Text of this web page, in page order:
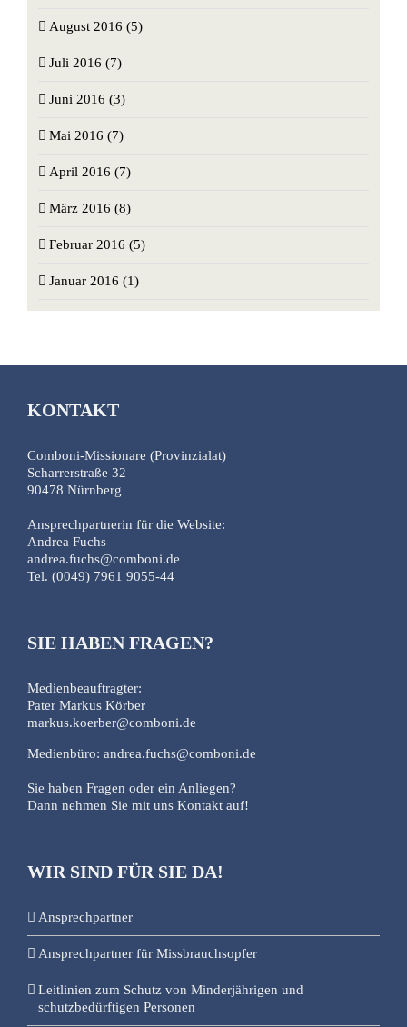
August 2016 (5)
Juli 2016 (7)
Juni 2016 (3)
Mai 2016 (7)
April 2016 (7)
März 2016 (8)
Februar 2016 (5)
Januar 2016 (1)
KONTAKT
Comboni-Missionare (Provinzialat)
Scharrerstraße 32
90478 Nürnberg
Ansprechpartnerin für die Website:
Andrea Fuchs
andrea.fuchs@comboni.de
Tel. (0049) 7961 9055-44
SIE HABEN FRAGEN?
Medienbeauftragter:
Pater Markus Körber
markus.koerber@comboni.de
Medienbüro: andrea.fuchs@comboni.de
Sie haben Fragen oder ein Anliegen?
Dann nehmen Sie mit uns Kontakt auf!
WIR SIND FÜR SIE DA!
Ansprechpartner
Ansprechpartner für Missbrauchsopfer
Leitlinien zum Schutz von Minderjährigen und
schutzbedürftigen Personen